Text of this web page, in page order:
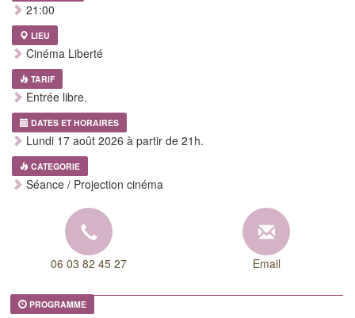
21:00
LIEU
Cinéma Liberté
TARIF
Entrée libre.
DATES ET HORAIRES
Lundi 17 août 2026 à partir de 21h.
CATEGORIE
Séance / Projection cinéma
06 03 82 45 27 Email
PROGRAMME